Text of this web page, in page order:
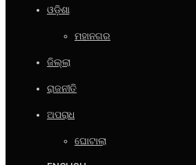
ଓଡ଼ିଶା
ମହାନଗର
ଜିଲ୍ଲା
ରାଜନୀତି
ଅପରାଧ
ଘୋଟାଲା